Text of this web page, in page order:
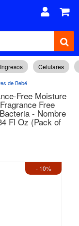
Celulares
de Bebé
Free Moisture
Free
- Nombre
Fl Oz (Pack of
- 10%